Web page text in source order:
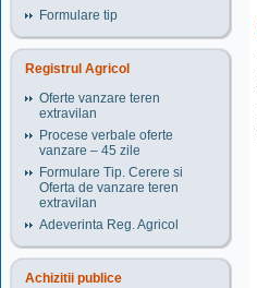
Formulare tip
Registrul Agricol
Oferte vanzare teren
extravilan
Procese verbale oferte
vanzare – 45 zile
Formulare Tip. Cerere si
Oferta de vanzare teren
extravilan
Adeverinta Reg. Agricol
Achizitii publice